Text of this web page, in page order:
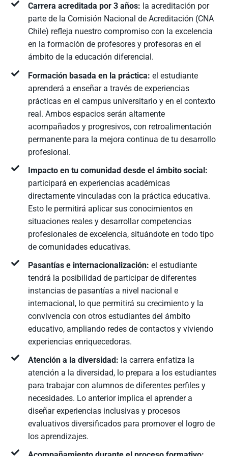
Carrera acreditada por 3 años: la acreditación por
parte de la Comisión Nacional de Acreditación (CNA
Chile) refleja nuestro compromiso con la excelencia
en la formación de profesores y profesoras en el
ámbito de la educación diferencial.
Formación basada en la práctica: el estudiante
aprenderá a enseñar a través de experiencias
prácticas en el campus universitario y en el contexto
real. Ambos espacios serán altamente
acompañados y progresivos, con retroalimentación
permanente para la mejora continua de tu desarrollo
profesional.
Impacto en tu comunidad desde el ámbito social:
participará en experiencias académicas
directamente vinculadas con la práctica educativa.
Esto le permitirá aplicar sus conocimientos en
situaciones reales y desarrollar competencias
profesionales de excelencia, situándote en todo tipo
de comunidades educativas.
Pasantías e internacionalización: el estudiante
tendrá la posibilidad de participar de diferentes
instancias de pasantías a nivel nacional e
internacional, lo que permitirá su crecimiento y la
convivencia con otros estudiantes del ámbito
educativo, ampliando redes de contactos y viviendo
experiencias enriquecedoras.
Atención a la diversidad: la carrera enfatiza la
atención a la diversidad, lo prepara a los estudiantes
para trabajar con alumnos de diferentes perfiles y
necesidades. Lo anterior implica el aprender a
diseñar experiencias inclusivas y procesos
evaluativos diversificados para promover el logro de
los aprendizajes.